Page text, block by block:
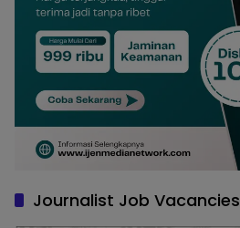
Journalist Job Vacancies